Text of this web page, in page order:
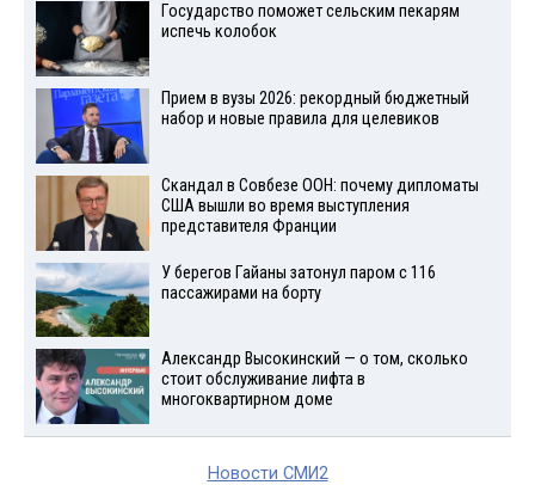
Государство поможет сельским пекарям
испечь колобок
Прием в вузы 2026: рекордный бюджетный
набор и новые правила для целевиков
Скандал в Совбезе ООН: почему дипломаты
США вышли во время выступления
представителя Франции
У берегов Гайаны затонул паром с 116
пассажирами на борту
Александр Высокинский — о том, сколько
стоит обслуживание лифта в
многоквартирном доме
Новости СМИ2